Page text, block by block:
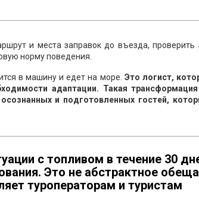
и места заправок до въезда, проверить
норму поведения.
в машину и едет на море. Это логист,
адаптации. Такая трансформация
и подготовленных гостей,
с топливом в течение 30
Это не абстрактное
туроператорам и туристам